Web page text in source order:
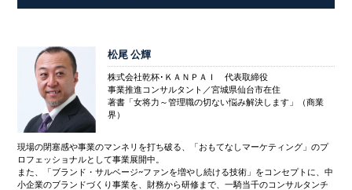
松尾 公輝
株式会社乾杯･ＫＡＮＰＡＩ 代表取締役
事業推進コンサルタント／宮城県仙台市在住
著書「女将力～管理職の切ない悩み解決します」（商業
界）
現場の閉塞感や事業のマンネリを打ち破る、「おもてなしマーケティング」のプ
ロフェッショナルとして事業展開中。
また、「ブランド・サルベージ~ファンを増やし続ける技術」をコンセプトに、中
小企業のブランドづくり事業を、財務から研修まで、一騎当千のコンサルタンチ